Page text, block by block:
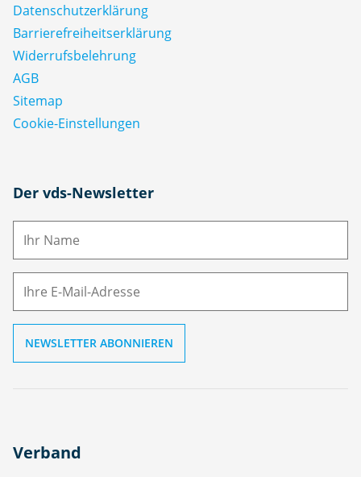
Datenschutz­erklärung
Barrierefreiheitserklärung
Widerrufsbelehrung
AGB
Sitemap
Cookie-Einstellungen
Der vds-Newsletter
N
M
Verband